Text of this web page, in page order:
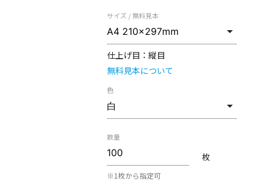
サイズ / 無料見本
仕上げ目： 縦目
無料見本について
色
数量
※1枚から指定可
枚